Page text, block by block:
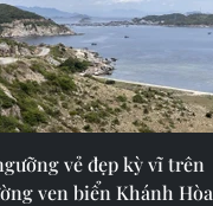
vẻ đẹp kỳ vĩ trên
ven biển Khánh Hòa